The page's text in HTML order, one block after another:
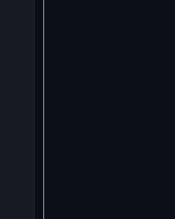
HTTP server.
error) {